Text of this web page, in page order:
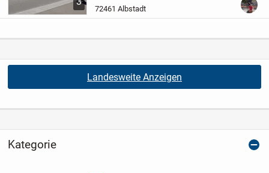
Gästezimmer.1OG
Küche,Bad,Schlafzimmer, Esszimmer,
72461 Albstadt
Landesweite Anzeigen
Kategorie